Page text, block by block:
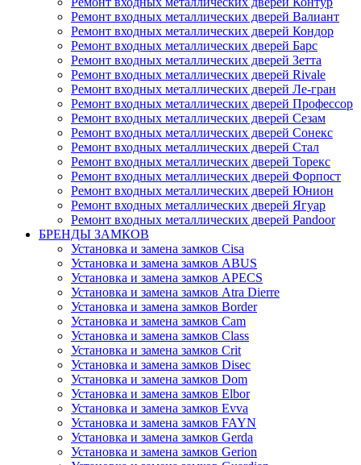
Ремонт входных металлических дверей Валиант
Ремонт входных металлических дверей Кондор
Ремонт входных металлических дверей Барс
Ремонт входных металлических дверей Зетта
Ремонт входных металлических дверей Rivale
Ремонт входных металлических дверей Ле-гран
Ремонт входных металлических дверей Профессор
Ремонт входных металлических дверей Сезам
Ремонт входных металлических дверей Сонекс
Ремонт входных металлических дверей Стал
Ремонт входных металлических дверей Торекс
Ремонт входных металлических дверей Форпост
Ремонт входных металлических дверей Юнион
Ремонт входных металлических дверей Ягуар
Ремонт входных металлических дверей Pandoor
БРЕНДЫ ЗАМКОВ
Установка и замена замков Cisa
Установка и замена замков ABUS
Установка и замена замков APECS
Установка и замена замков Atra Dierre
Установка и замена замков Border
Установка и замена замков Cam
Установка и замена замков Class
Установка и замена замков Crit
Установка и замена замков Disec
Установка и замена замков Dom
Установка и замена замков Elbor
Установка и замена замков Evva
Установка и замена замков FAYN
Установка и замена замков Gerda
Установка и замена замков Gerion